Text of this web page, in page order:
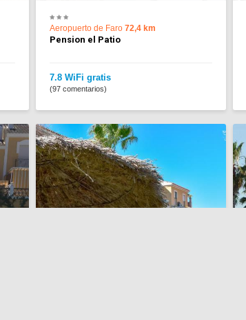
Aeropuerto de Faro72,4 km
Pension el Patio
7.8 WiFi gratis
(97 comentarios)